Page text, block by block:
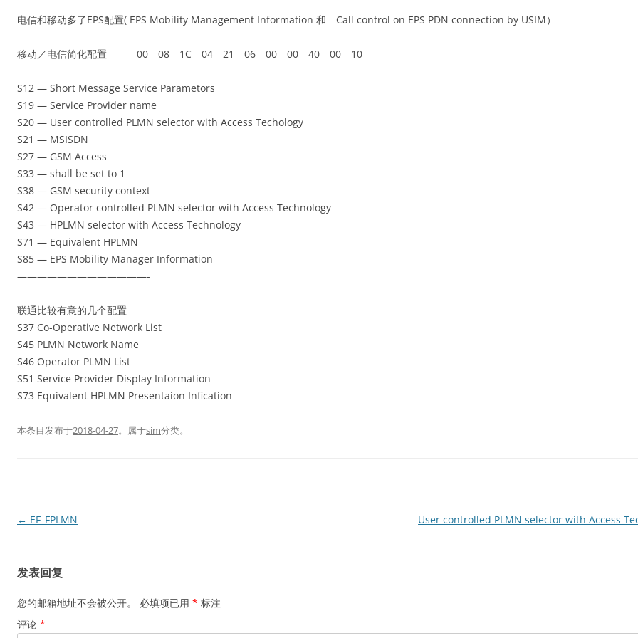
电信和移动多了EPS配置( EPS Mobility Management Information 和 Call control on EPS PDN connection by USIM）
移动／电信简化配置 00 08 1C 04 21 06 00 00 40 00 10
S12 — Short Message Service Parametors
S19 — Service Provider name
S20 — User controlled PLMN selector with Access Techology
S21 — MSISDN
S27 — GSM Access
S33 — shall be set to 1
S38 — GSM security context
S42 — Operator controlled PLMN selector with Access Technology
S43 — HPLMN selector with Access Technology
S71 — Equivalent HPLMN
S85 — EPS Mobility Manager Information
—————————————-
联通比较有意的几个配置
S37 Co-Operative Network List
S45 PLMN Network Name
S46 Operator PLMN List
S51 Service Provider Display Information
S73 Equivalent HPLMN Presentaion Infication
本条目发布于2018-04-27。属于sim分类。
文
航
← EF_FPLMN User controlled PLMN selector with Access
发表回复
您的邮箱地址不会被公开。 必填项已用 * 标注
评论 *